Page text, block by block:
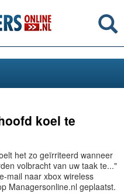
koel te
het zo geïrriteerd wanneer
volbracht van uw taak te..."
mail naar xbox wireless
Managersonline.nl geplaatst.